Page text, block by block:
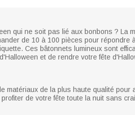
qui ne soit pas lié aux bonbons ? La
de 10 à 100 pièces pour
Ces bâtonnets lumineux sont
et de rendre votre fête
matériaux de la plus haute qualité
de votre fête toute la nuit sans